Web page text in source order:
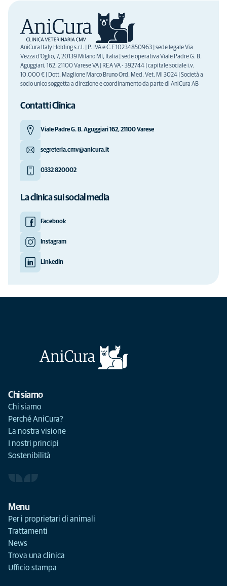
AniCura Italy Holding s.r.l. | P. IVA e C.F 10234850963 | sede legale Via
Vezza d'Oglio, 7, 20139 Milano MI, Italia | sede operativa Viale Padre G. B.
Aguggiari, 162, 21100 Varese VA | REA VA - 392744 | capitale sociale i.v.
10.000 € | Dott. Maglione Marco Bruno Ord. Med. Vet. MI 3024 | Società a
socio unico soggetta a direzione e coordinamento da parte di AniCura AB
Contatti Clinica
Viale Padre G. B. Aguggiari 162, 21100 Varese
segreteria.cmv@anicura.it
0332 820002
La clinica sui social media
Facebook
Instagram
LinkedIn
Chi siamo
Chi siamo
Perché AniCura?
La nostra visione
I nostri principi
Sostenibilità
Menu
Per i proprietari di animali
Trattamenti
News
Trova una clinica
Ufficio stampa